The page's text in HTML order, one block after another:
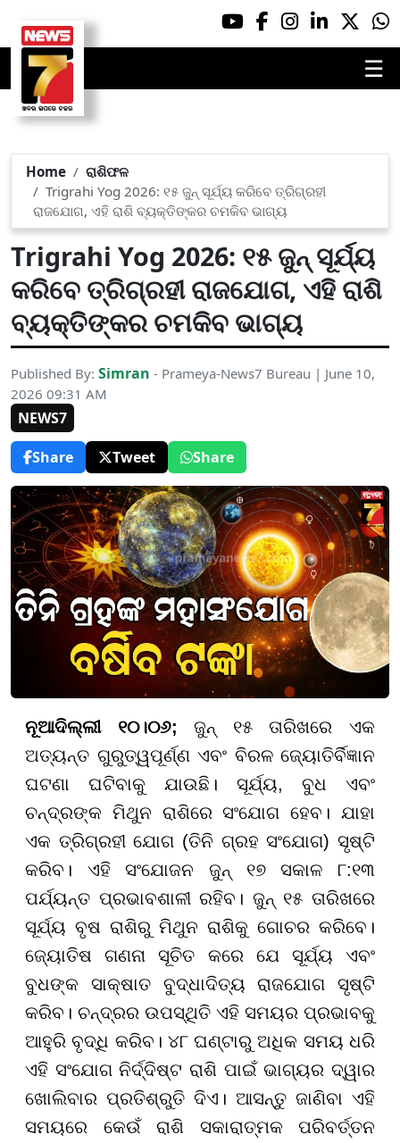
☰
Home
ରାଶିଫଳ
Trigrahi Yog 2026: ୧୫ ଜୁନ୍‌ ସୂର୍ଯ୍ୟ କରିବେ ତ୍ରିଗ୍ରହୀ
ରାଜଯୋଗ, ଏହି ରାଶି ବ୍ୟକ୍ତିଙ୍କର ଚମକିବ ଭାଗ୍ୟ
Trigrahi Yog 2026: ୧୫ ଜୁନ୍‌ ସୂର୍ଯ୍ୟ
କରିବେ ତ୍ରିଗ୍ରହୀ ରାଜଯୋଗ, ଏହି ରାଶି
ବ୍ୟକ୍ତିଙ୍କର ଚମକିବ ଭାଗ୍ୟ
Published By: Simran - Prameya-News7 Bureau | June 10,
2026 09:31 AM
NEWS7
Share
Tweet Share
ନୂଆଦିଲ୍ଲୀ ୧୦।୦୬;ଜୁନ୍ ୧୫ ତାରିଖରେ ଏକ
ଅତ୍ୟନ୍ତ ଗୁରୁତ୍ୱପୂର୍ଣ୍ଣ ଏବଂ ବିରଳ ଜ୍ୟୋତିର୍ବିଜ୍ଞାନ
ଘଟଣା ଘଟିବାକୁ ଯାଉଛି। ସୂର୍ଯ୍ୟ, ବୁଧ ଏବଂ
ଚନ୍ଦ୍ରଙ୍କ ମିଥୁନ ରାଶିରେ ସଂଯୋଗ ହେବ। ଯାହା
ଏକ ତ୍ରିଗ୍ରହୀ ଯୋଗ (ତିନି ଗ୍ରହ ସଂଯୋଗ) ସୃଷ୍ଟି
କରିବ। ଏହି ସଂଯୋଜନ ଜୁନ୍ ୧୭ ସକାଳ ୮:୧୩
ପର୍ଯ୍ୟନ୍ତ ପ୍ରଭାବଶାଳୀ ରହିବ। ଜୁନ୍ ୧୫ ତାରିଖରେ
ସୂର୍ଯ୍ୟ ବୃଷ ରାଶିରୁ ମିଥୁନ ରାଶିକୁ ଗୋଚର କରିବେ।
ଜ୍ୟୋତିଷ ଗଣନା ସୂଚିତ କରେ ଯେ ସୂର୍ଯ୍ୟ ଏବଂ
ବୁଧଙ୍କ ସାକ୍ଷାତ ବୁଦ୍ଧାଦିତ୍ୟ ରାଜଯୋଗ ସୃଷ୍ଟି
କରିବ। ଚନ୍ଦ୍ରର ଉପସ୍ଥିତି ଏହି ସମୟର ପ୍ରଭାବକୁ
ଆହୁରି ବୃଦ୍ଧି କରିବ। ୪୮ ଘଣ୍ଟାରୁ ଅଧିକ ସମୟ ଧରି
ଏହି ସଂଯୋଗ ନିର୍ଦ୍ଦିଷ୍ଟ ରାଶି ପାଇଁ ଭାଗ୍ୟର ଦ୍ୱାର
ଖୋଲିବାର ପ୍ରତିଶ୍ରୁତି ଦିଏ। ଆସନ୍ତୁ ଜାଣିବା ଏହି
ସମୟରେ କେଉଁ ରାଶି ସକାରାତ୍ମକ ପରିବର୍ତ୍ତନ